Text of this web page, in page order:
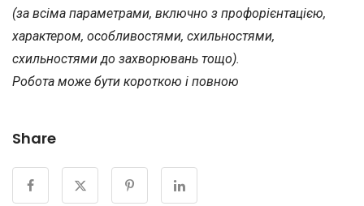
(за всіма параметрами, включно з профорієнтацією,
характером, особливостями, схильностями,
схильностями до захворювань тощо).
Робота може бути короткою і повною
Share